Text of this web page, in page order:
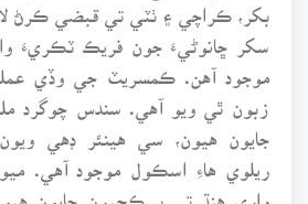
بکر، ڪراچي ۽ ٺٽي تي قبضي ڪرڻ لاءِ
سکر ڇانوڻيءَ جون فريڪ ٽڪريءَ
موجود آهن. ڪمسريٽ جي وڏي
زبون ٿي ويو آهي. سندس چوگرد
جايون هيون، سي هينئر ڊهي
ريلوي هاءِ اسڪول موجود آهي.
واري هنڌ تي بہ ڪچيون جايون